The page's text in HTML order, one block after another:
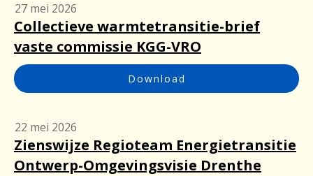
27 mei 2026
Collectieve warmtetransitie-brief
vaste commissie KGG-VRO
Download
22 mei 2026
Zienswijze Regioteam Energietransitie
Ontwerp-Omgevingsvisie Drenthe